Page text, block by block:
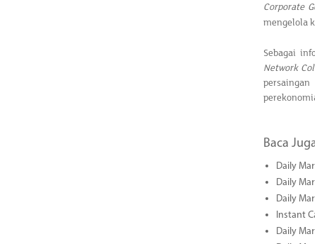
Corporate
mengelola
Sebagai
Network
Baca
Daily
Daily
Daily
Instant
Daily